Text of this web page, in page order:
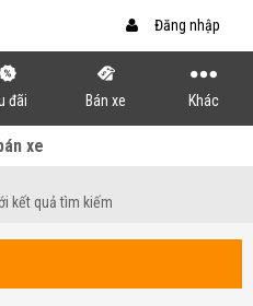
Đăng nhập
đãi Bán xe Khác
xe
kết quả tìm kiếm